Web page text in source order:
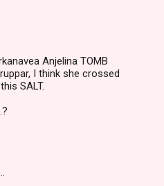
Anjelina TOMB
I think she crossed
SALT.